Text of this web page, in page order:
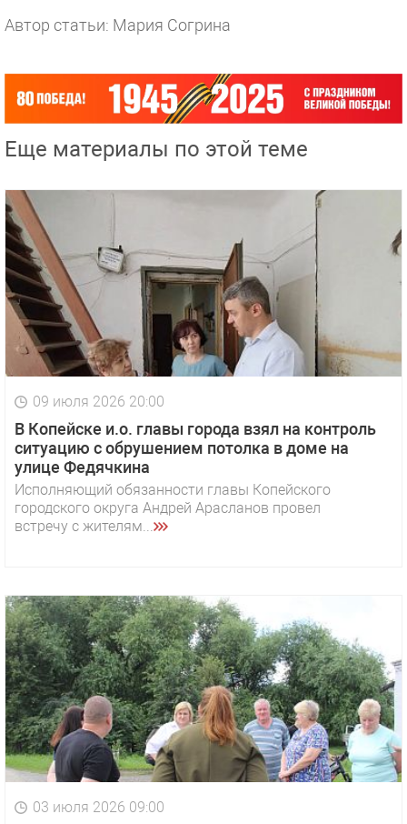
Автор статьи: Мария Согрина
Еще материалы по этой теме
09 июля 2026 20:00
В Копейске и.о. главы города взял на контроль
ситуацию с обрушением потолка в доме на
улице Федячкина
Исполняющий обязанности главы Копейского
городского округа Андрей Арасланов провел
встречу с жителям...
03 июля 2026 09:00